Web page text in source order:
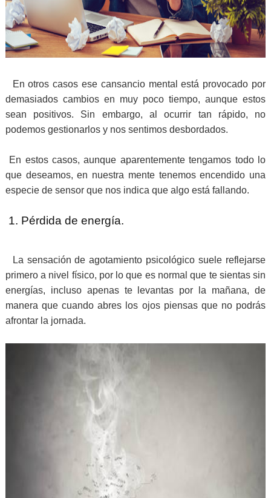
En otros casos ese cansancio mental está provocado por
demasiados cambios en muy poco tiempo, aunque estos
sean positivos. Sin embargo, al ocurrir tan rápido, no
podemos gestionarlos y nos sentimos desbordados.
En estos casos, aunque aparentemente tengamos todo lo
que deseamos, en nuestra mente tenemos encendido una
especie de sensor que nos indica que algo está fallando.
1. Pérdida de energía.
La sensación de agotamiento psicológico suele reflejarse
primero a nivel físico, por lo que es normal que te sientas sin
energías, incluso apenas te levantas por la mañana, de
manera que cuando abres los ojos piensas que no podrás
afrontar la jornada.